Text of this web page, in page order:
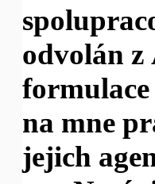
odvolán z
formulace
na mne
jejich